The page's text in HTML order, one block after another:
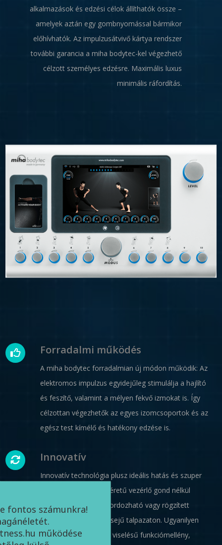
alkalmazások és edzési célok állíthatók össze –
amelyek aztán egy gombnyomással bármikor
előhívhatók. Az impulzusátvivő kártya rendszer
további garancia a miha bodytec-kel végezhető
célzott személyes edzésre. Maximális luxus
minimális ráfordítás.
Forradalmi működés
A miha bodytec forradalmian új módon működik: Az
elektromos impulzus egyidejűleg stimulálja a hajlító
és feszítő, valamint a mélyen fekvő izmokat is. Így
célzottan végezhetők az egyes izomcsoportok és az
egész test kímélő és hatékony edzése is.
Innovatív
Innovatív technológia plusz ideális hatás és szuper
kényelem. A laptop méretű vezérlő gond nélkül
használható bárhol, hordozható vagy rögzített
formában a vonzó külsejű talpazaton. Ugyanilyen
kényelmes a kellemes viselésű funkciómellény,
fontos számunkra!
működése